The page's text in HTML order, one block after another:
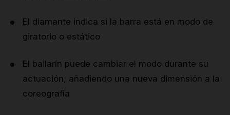
El diamante indica si la barra está en modo de
giratorio o estático
El bailarín puede cambiar el modo durante su
actuación, añadiendo una nueva dimensión a la
coreografía